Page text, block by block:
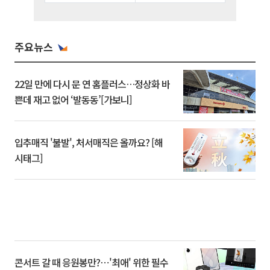
주요뉴스
22일 만에 다시 문 연 홈플러스…정상화 바
쁜데 재고 없어 ‘발동동’[가보니]
입추매직 '불발', 처서매직은 올까요? [해
시태그]
콘서트 갈 때 응원봉만?⋯'최애' 위한 필수